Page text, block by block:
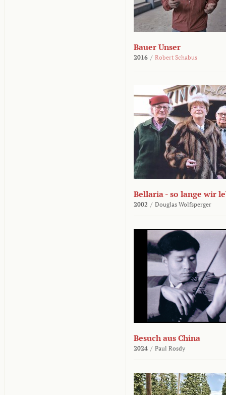
Bauer Unser
2016 / Robert Schabus
Bellaria - so lange wir
2002 / Douglas Wolfsperger
Besuch aus China
2024 / Paul Rosdy